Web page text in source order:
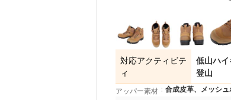
対応アクティビテ
ィ
低山ハイ
登山
アッパー素材 合成皮革、メッシ